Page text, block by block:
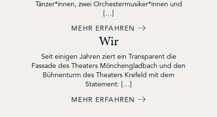
Tänzer*innen, zwei Orchestermusiker*innen und
[…]
MEHR ERFAHREN
Wir
Seit einigen Jahren ziert ein Transparent die
Fassade des Theaters Mönchengladbach und den
Bühnenturm des Theaters Krefeld mit dem
Statement: […]
MEHR ERFAHREN